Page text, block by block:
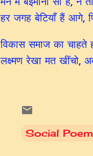
हर जगह बेटियाँ हैं आगे,
विकास समाज का चाहते
लक्ष्मण रेखा मत खींचो,
Social Poem